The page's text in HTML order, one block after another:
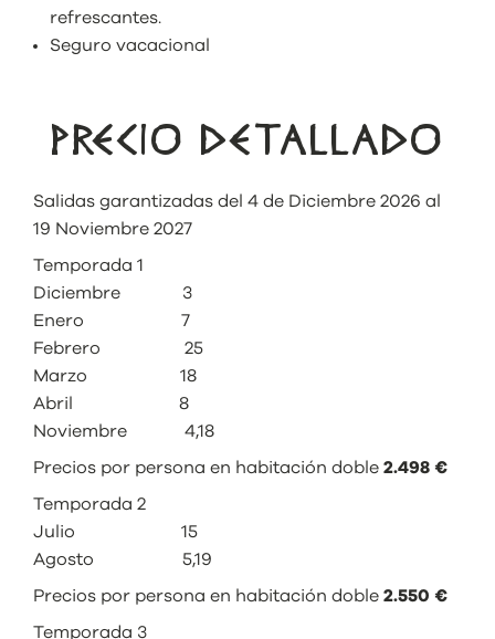
refrescantes.
Seguro vacacional
PRECIO DETALLADO
Salidas garantizadas del 4 de Diciembre 2026 al
19 Noviembre 2027
Temporada 1
Diciembre 3
Enero 7
Febrero 25
Marzo 18
Abril 8
Noviembre 4,18
Precios por persona en habitación doble 2.498 €
Temporada 2
Julio 15
Agosto 5,19
Precios por persona en habitación doble 2.550 €
Temporada 3